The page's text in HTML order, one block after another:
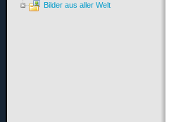
Bilder aus aller Welt